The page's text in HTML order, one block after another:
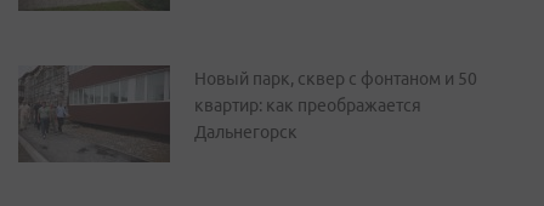
Новый парк, сквер с фонтаном и 50
квартир: как преображается
Дальнегорск